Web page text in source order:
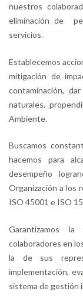
nuestros
eliminación de
servicios.
Establecemos
mitigación de
contaminación,
naturales,
Ambiente.
Buscamos
hacemos para
desempeño
Organización a los
ISO 45001 e ISO 1
Garantizamos
colaboradores en
la de sus
implementación,
sistema de gestión